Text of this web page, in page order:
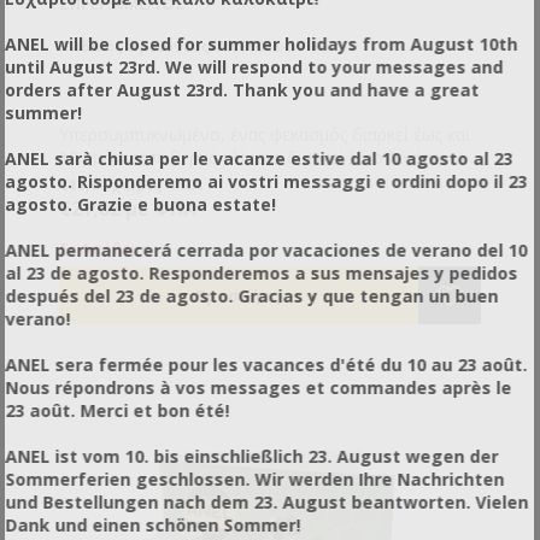
Κωδικός προϊόντος: AN66043-ST
10 ημέρες (σε θερμά κλίματα διαρκεί λίγο λιγότερο).
Έως 250-300 δόσεις.
Τρόπος χρήσης:
α) Επιλέξτε ένα σημείο έως και 50 μέτρα από το
σμήνος και ψεκάστε απευθείας στην επιφάνεια που
θέλετε να το προσελκύσετε.
β) Αν θέλετε να φτιάξετε παγίδα (με μελίσσι, κουτί
κ.λπ.) ψεκάστε μία φορά μέσα στο μελίσσι και μία
φορά στην είσοδο της κυψέλης. Αν έχετε βάλει μέσα
στην παγίδα πλαίσιο ψεκάστε τη γωνία του που
Το ιδανικό ύψος για την παγίδα σας είναι
περίπου 1,80 m (5,9 πόδια).
τυχόν σμήνη που έλκονται από αυτήν.
Εάν είστε βέβαιοι ότι το σημείο που ψεκάσατε
δεν αναδύει μυρωδιά επαναλάβετε τη διαδικασία
€17,60 χωρίς ΦΠΑ
€21,82 με ΦΠΑ
Σε Απόθεμα
ANEL will be closed for summer holidays from August 10th
until August 23rd. We will respond to your messages and
orders after August 23rd. Thank you and have a great
summer!
ANEL sarà chiusa per le vacanze estive dal 10 agosto al 23
agosto. Risponderemo ai vostri messaggi e ordini dopo il 23
agosto. Grazie e buona estate!
ANEL permanecerá cerrada por vacaciones de verano del 10
al 23 de agosto. Responderemos a sus mensajes y pedidos
después del 23 de agosto. Gracias y que tengan un buen
verano!
ANEL sera fermée pour les vacances d'été du 10 au 23 août.
Nous répondrons à vos messages et commandes après le
23 août. Merci et bon été!
ANEL ist vom 10. bis einschließlich 23. August wegen der
Sommerferien geschlossen. Wir werden Ihre Nachrichten
und Bestellungen nach dem 23. August beantworten. Vielen
Dank und einen schönen Sommer!